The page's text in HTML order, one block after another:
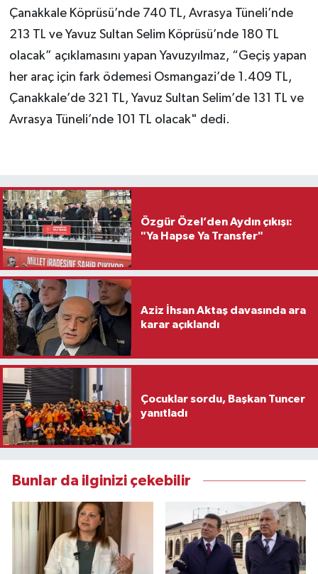
Çanakkale Köprüsü’nde 740 TL, Avrasya Tüneli’nde
213 TL ve Yavuz Sultan Selim Köprüsü’nde 180 TL
olacak” açıklamasını yapan Yavuzyılmaz, “Geçiş yapan
her araç için fark ödemesi Osmangazi’de 1.409 TL,
Çanakkale’de 321 TL, Yavuz Sultan Selim’de 131 TL ve
Avrasya Tüneli’nde 101 TL olacak" dedi.
Özgür Özel’den Aydın çıkışı:
"Ya Hapse Ya Transfer"
Aziz İhsan Aktaş davasında ara
karar açıklandı
Çocuklar sordu, Başkan Tuncer
yanıtladı
Bunlar da ilginizi çekebilir